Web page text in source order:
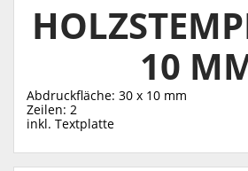
10
Abdruckfläche: 30 x 10 mm
Zeilen: 2
inkl. Textplatte